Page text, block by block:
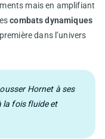
mais en amplifiant
combats dynamiques
dans l’univers
Hornet à ses
la fois fluide et